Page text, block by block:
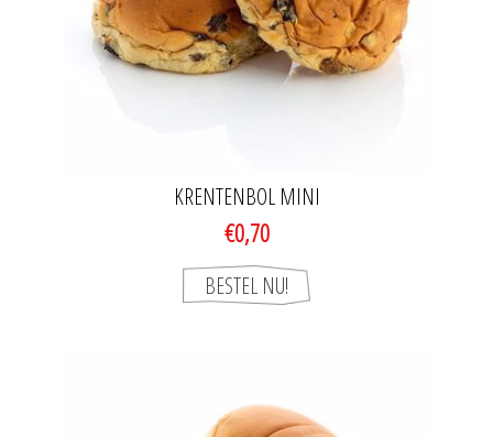
KRENTENBOL MINI
€0,70